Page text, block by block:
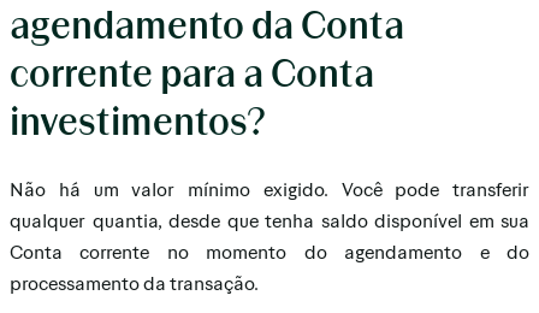
agendamento da Conta
corrente para a Conta
investimentos?
Não há um valor mínimo exigido. Você pode transferir
qualquer quantia, desde que tenha saldo disponível em sua
Conta corrente no momento do agendamento e do
processamento da transação.